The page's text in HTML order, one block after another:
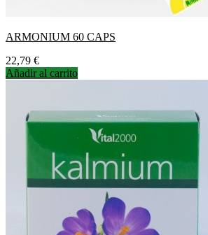
ARMONIUM 60 CAPS
Precio
22,79 €
Añadir al carrito